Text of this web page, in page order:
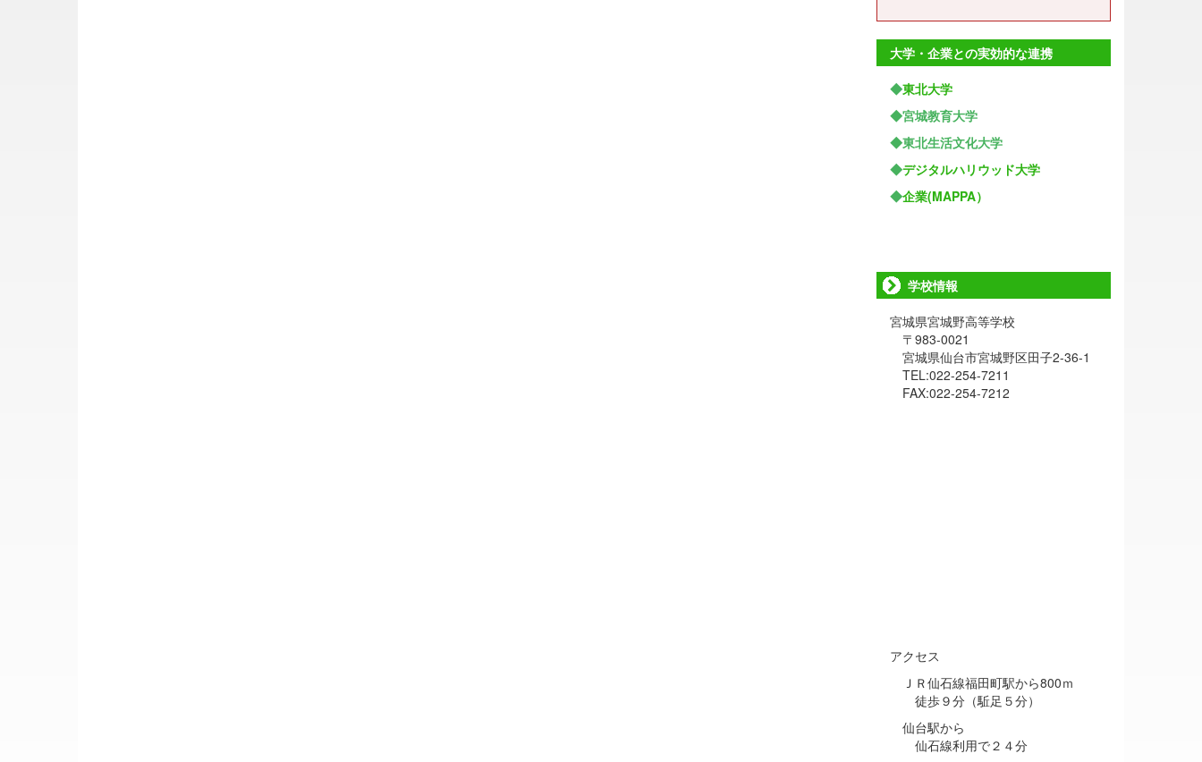
大学・企業との実効的な連携
◆東北大学
◆宮城教育大学
◆東北生活文化大学
◆デジタルハリウッド大学
◆企業(MAPPA）
学校情報
宮城県宮城野高等学校
〒983-0021
宮城県仙台市宮城野区田子2-36-1
TEL:022-254-7211
FAX:022-254-7212
アクセス
ＪＲ仙石線福田町駅から800ｍ
徒歩９分（駈足５分）
仙台駅から
仙石線利用で２４分